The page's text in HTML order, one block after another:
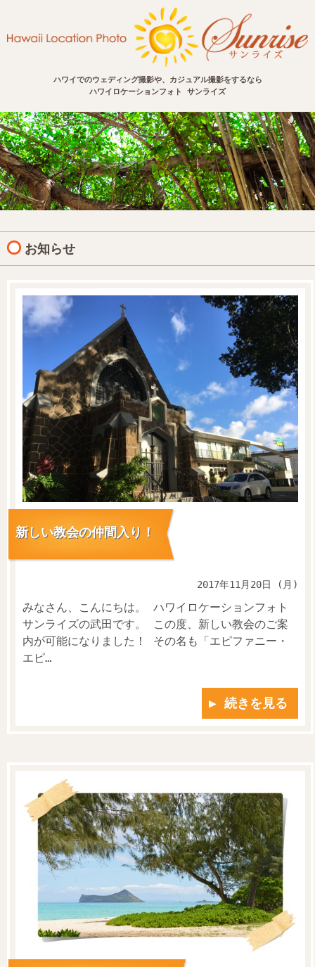
ハワイでのウェディング撮影や、カジュアル撮影をするなら
ハワイロケーションフォト サンライズ
お知らせ
新しい教会の仲間入り！
2017年11月20日 (月)
みなさん、こんにちは。 ハワイロケーションフォト
サンライズの武田です。 この度、新しい教会のご案
内が可能になりました！ その名も「エピファニー・
エピ…
▶ 続きを見る